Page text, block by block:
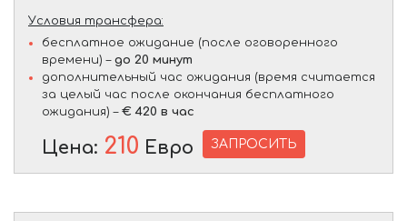
Условия трансфера:
бесплатное ожидание (после оговоренного
времени) – до 20 минут
дополнительный час ожидания (время считается
за целый час после окончания бесплатного
ожидания) – € 420 в час
Цена: 210 Евро ЗАПРОСИТЬ